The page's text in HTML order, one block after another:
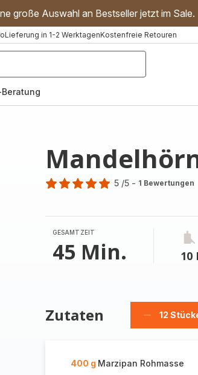
große Auswahl an Bestseller jetzt im Sale.
Lieferung in 1-2 WerktagenKostenfreie Retouren
5
Sternen
(Durchschnitt)
5 /5 - 1 Bewertungen
GESAMTZEIT
45 Min. 10
Zutaten
Stücke
12
400 g Marzipan Rohmasse